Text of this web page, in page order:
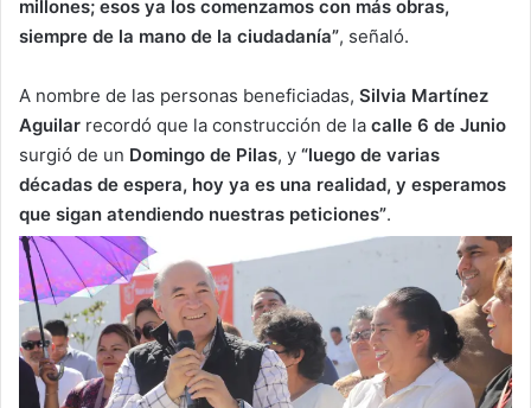
millones; esos ya los comenzamos con más obras,
siempre de la mano de la ciudadanía”, señaló.
A nombre de las personas beneficiadas, Silvia Martínez
Aguilar recordó que la construcción de la calle 6 de Junio
surgió de un Domingo de Pilas, y “luego de varias
décadas de espera, hoy ya es una realidad, y esperamos
que sigan atendiendo nuestras peticiones”.